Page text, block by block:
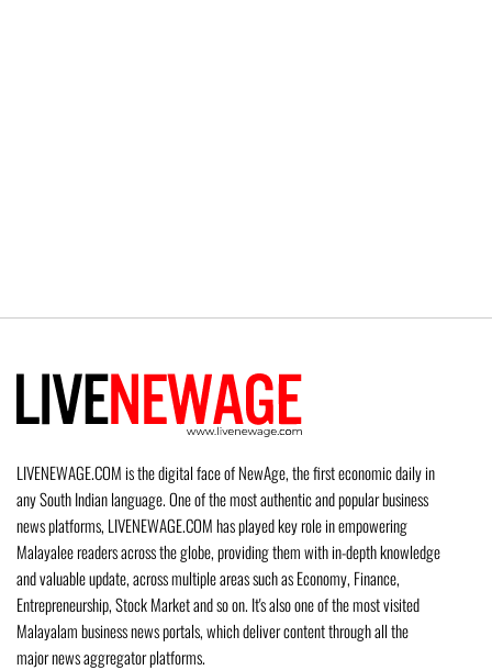
LIVENEWAGE.COM is the digital face of NewAge, the first economic daily in
any South Indian language. One of the most authentic and popular business
news platforms, LIVENEWAGE.COM has played key role in empowering
Malayalee readers across the globe, providing them with in-depth knowledge
and valuable update, across multiple areas such as Economy, Finance,
Entrepreneurship, Stock Market and so on. It's also one of the most visited
Malayalam business news portals, which deliver content through all the
major news aggregator platforms.